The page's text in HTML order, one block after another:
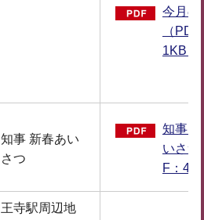
今月の
（
1KB）
知事 新春あい
さつ
知事
いさつ
F：
王寺駅周辺地